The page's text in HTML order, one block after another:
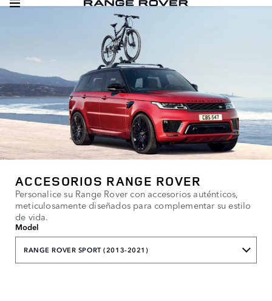
ACCESORIOS RANGE ROVER
Personalice su Range Rover con accesorios auténticos,
meticulosamente diseñados para complementar su estilo
de vida.
Model
RANGE ROVER SPORT (2013-2021)